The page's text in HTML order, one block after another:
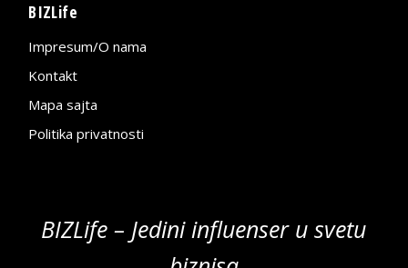
BIZLife
Impresum/O nama
Kontakt
Mapa sajta
Politika privatnosti
BIZLife – Jedini influenser u svetu